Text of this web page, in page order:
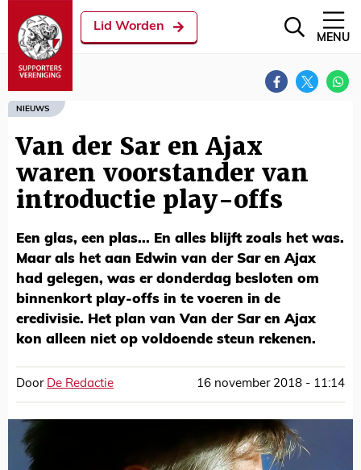
Lid Worden
MENU
NIEUWS
Van der Sar en Ajax
waren voorstander van
introductie play-offs
Een glas, een plas... En alles blijft zoals het was.
Maar als het aan Edwin van der Sar en Ajax
had gelegen, was er donderdag besloten om
binnenkort play-offs in te voeren in de
eredivisie. Het plan van Van der Sar en Ajax
kon alleen niet op voldoende steun rekenen.
Door De Redactie 16 november 2018 - 11:14